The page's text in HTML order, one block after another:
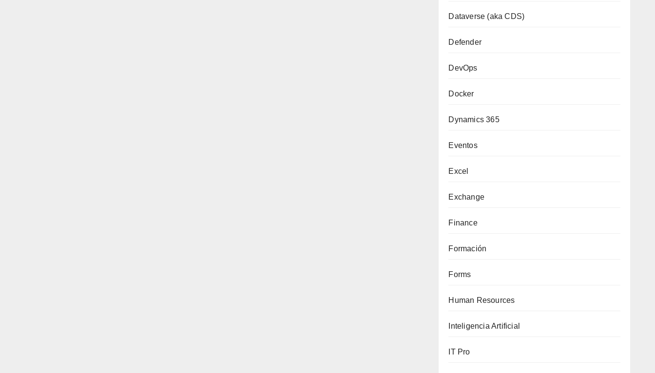
Dataverse (aka CDS)
Defender
DevOps
Docker
Dynamics 365
Eventos
Excel
Exchange
Finance
Formación
Forms
Human Resources
Inteligencia Artificial
IT Pro